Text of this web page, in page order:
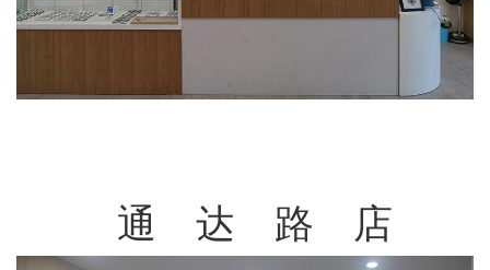
通 达 路 店